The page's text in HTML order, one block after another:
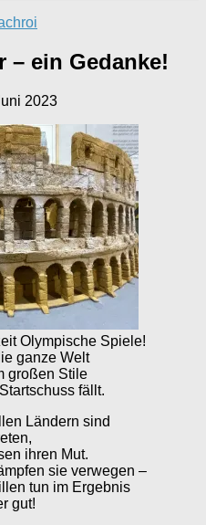
– ein Gedanke!
2023
Olympische Spiele!
ganze Welt
großen Stile
fällt.
Ländern sind
ihren Mut.
sie verwegen –
tun im Ergebnis
gut!